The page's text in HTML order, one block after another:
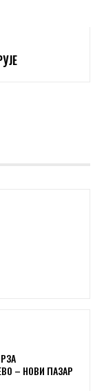
– НОВИ ПАЗАР